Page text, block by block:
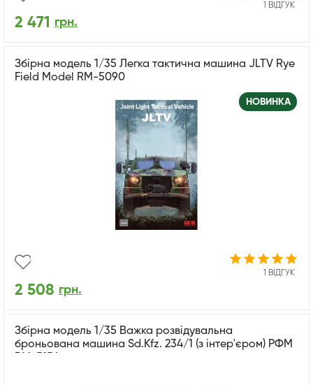
1 ВІДГУК
2 471 грн.
Збірна модель 1/35 Легка тактична машина JLTV Rye
Field Model RM-5090
НОВИНКА
1 ВІДГУК
2 508 грн.
Збірна модель 1/35 Важка розвідувальна
броньована машина Sd.Kfz. 234/1 (з інтер'єром) РФМ